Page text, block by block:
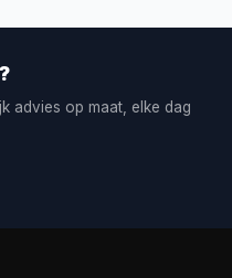
advies op maat, elke dag